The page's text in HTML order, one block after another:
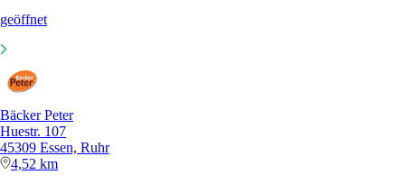
geöffnet
Bäcker Peter
Huestr. 107
45309 Essen, Ruhr
4,52 km